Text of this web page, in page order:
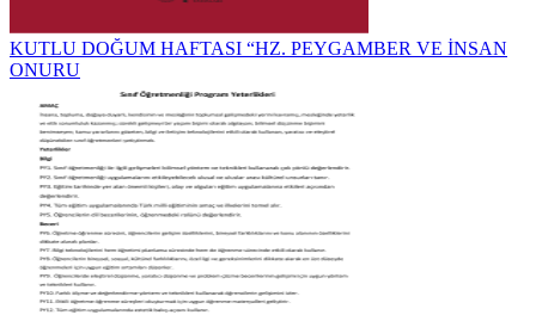
KUTLU DOĞUM HAFTASI “HZ. PEYGAMBER VE İNSAN
ONURU